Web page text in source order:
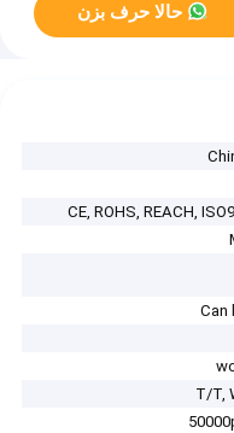
حالا حرف بزن
CE, ROHS, REACH,
Can
T/T,